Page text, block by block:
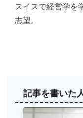
スイスで経営学を
志望。
記事を書いた